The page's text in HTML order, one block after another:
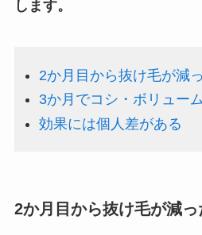
します。
2か月目から抜け毛が減
3か月でコシ・ボリュー
効果には個人差がある
2か月目から抜け毛が減っ